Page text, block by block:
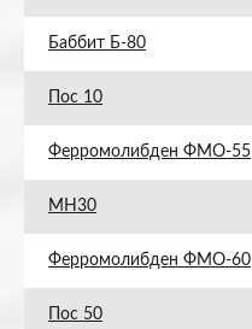
Баббит Б-80
Пос 10
Ферромолибден ФМО-55
МН30
Ферромолибден ФМО-60
Пос 50